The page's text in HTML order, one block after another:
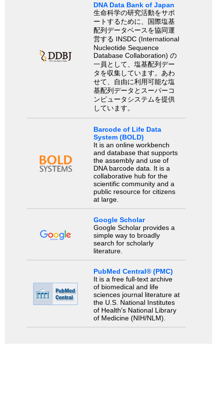
DNA Data Bank of Japan
生命科学の研究活動をサポ
ートするために、国際塩基
配列データベースを協同運
営する INSDC (International
Nucleotide Sequence
Database Collaboration) の
一員として、塩基配列デー
タを収集しています。あわ
せて、自由に利用可能な塩
基配列データとスーパーコ
ンピュータシステムを提供
しています。
Barcode of Life Data
System (BOLD)
It is an online workbench
and database that supports
the assembly and use of
DNA barcode data. It is a
collaborative hub for the
scientific community and a
public resource for citizens
at large.
Google Scholar
Google Scholar provides a
simple way to broadly
search for scholarly
literature.
PubMed Central® (PMC)
It is a free full-text archive
of biomedical and life
sciences journal literature at
the U.S. National Institutes
of Health's National Library
of Medicine (NIH/NLM).